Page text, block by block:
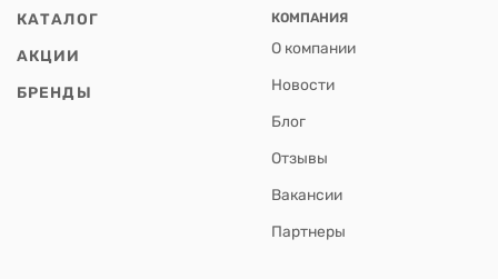
КАТАЛОГ
АКЦИИ
БРЕНДЫ
КОМПАНИЯ
О компании
Новости
Блог
Отзывы
Вакансии
Партнеры